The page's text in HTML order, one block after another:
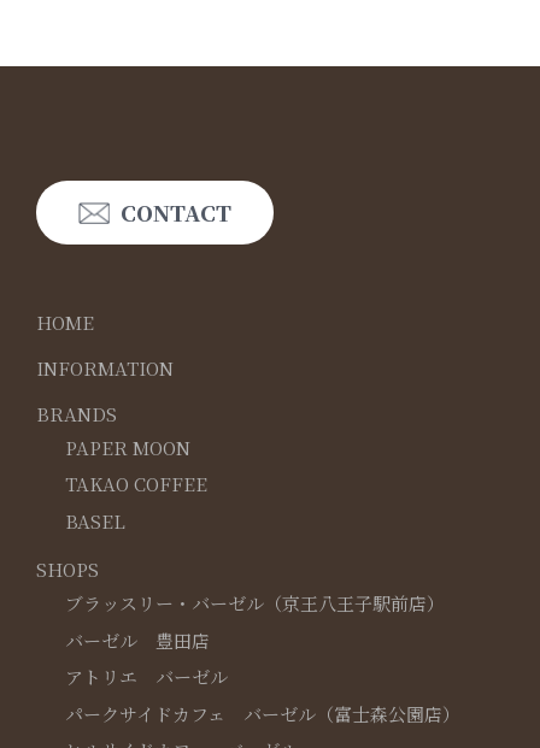
CONTACT
HOME
INFORMATION
BRANDS
PAPER MOON
TAKAO COFFEE
BASEL
SHOPS
ブラッスリー・バーゼル（京王八王子駅前店）
バーゼル 豊田店
アトリエ バーゼル
パークサイドカフェ バーゼル（富士森公園店）